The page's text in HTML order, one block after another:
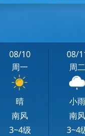
08/10
周一
晴
南风
3~4级
08/
周二
小雨
南风
3~4